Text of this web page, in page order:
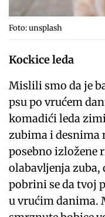
Foto: unsplash
Kockice leda
Mislili smo da je
psu po vrućem
komadići leda
zubima i desnima
posebno izložene
olabavljenja zuba,
pobrini se da tvoj
u vrućim danima.